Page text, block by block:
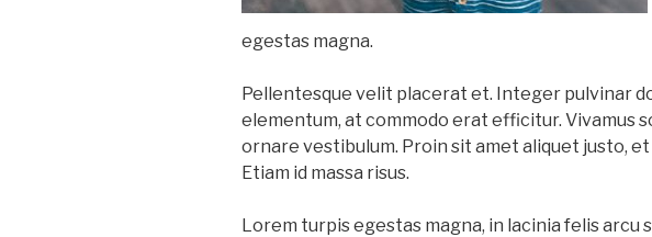
egestas magna.
Pellentesque velit placerat et. Integer pulvinar
elementum, at commodo erat efficitur. Vivamus
ornare vestibulum. Proin sit amet aliquet justo, et
Etiam id massa risus.
Lorem turpis egestas magna, in lacinia felis arcu